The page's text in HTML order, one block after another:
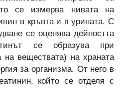
се измерва нивата на
в кръвта и в урината. С
се оценява дейността
се образува при
веществата) на храната
за организма. От него в
който се отделя с